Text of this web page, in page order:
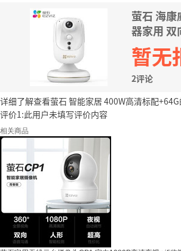
萤石 海
器家用
暂无
2评论
详细了解查看萤石 智能家居 400W高清标配
评价1:此用户未填写评价内容
相关商品